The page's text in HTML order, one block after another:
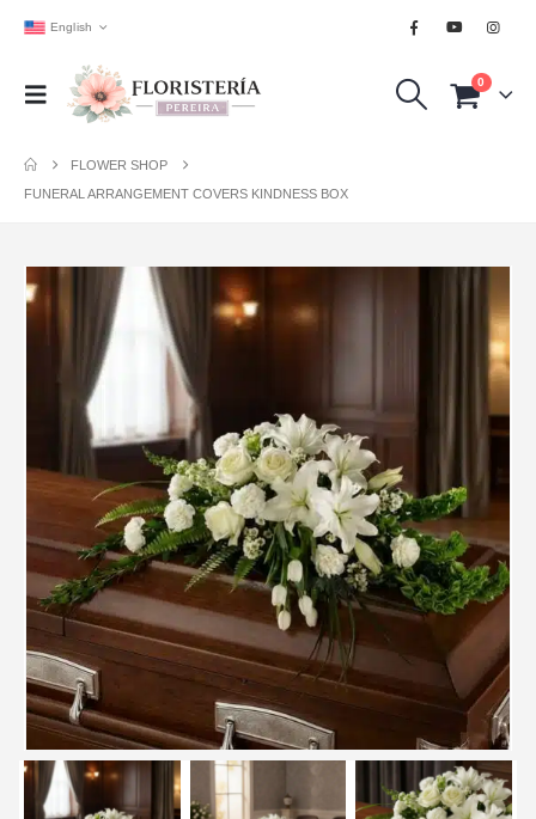
English
0
FLOWER SHOP
FUNERAL ARRANGEMENT COVERS KINDNESS BOX